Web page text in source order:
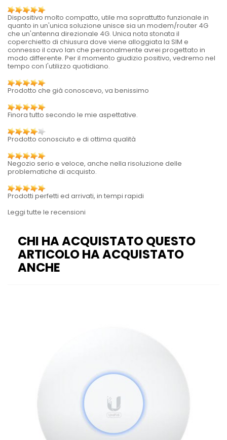
Dispositivo molto compatto, utile ma soprattutto funzionale in
quanto in un'unica soluzione unisce sia un modem/router 4G
che un'antenna direzionale 4G. Unica nota stonata il
coperchietto di chiusura dove viene alloggiata la SIM e
connesso il cavo lan che personalmente avrei progettato in
modo differente. Per il momento giudizio positivo, vedremo nel
tempo con l'utilizzo quotidiano.
Prodotto che già conoscevo, va benissimo
Finora tutto secondo le mie aspettative.
Prodotto conosciuto e di ottima qualità
Negozio serio e veloce, anche nella risoluzione delle
problematiche di acquisto.
Prodotti perfetti ed arrivati, in tempi rapidi
Leggi tutte le recensioni
CHI HA ACQUISTATO QUESTO
ARTICOLO HA ACQUISTATO
ANCHE